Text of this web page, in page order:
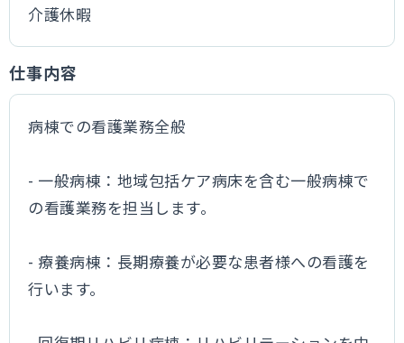
介護休暇
仕事内容
病棟での看護業務全般
- 一般病棟：地域包括ケア病床を含む一般病棟で
の看護業務を担当します。
- 療養病棟：長期療養が必要な患者様への看護を
行います。